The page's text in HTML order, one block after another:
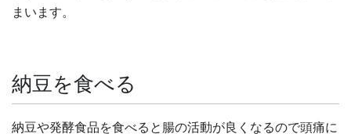
まいます。
納豆を食べる
納豆や発酵食品を食べると腸の活動が良くなるので頭痛に